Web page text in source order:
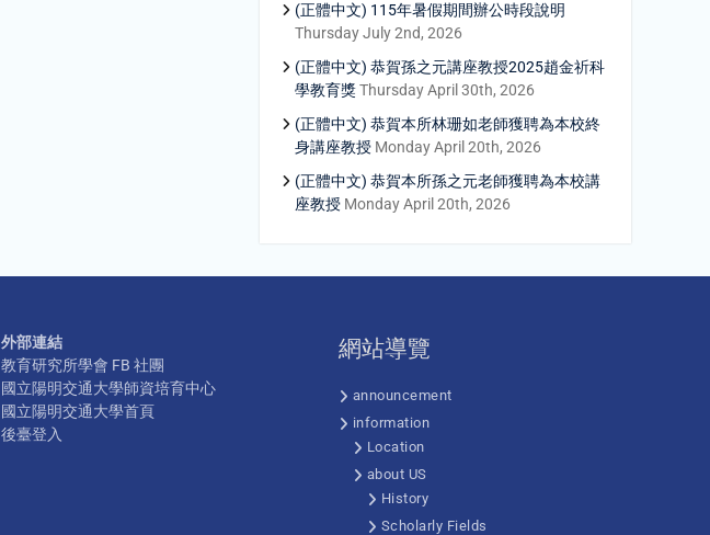
(正體中文) 115年暑假期間辦公時段說明
Thursday July 2nd, 2026
(正體中文) 恭賀孫之元講座教授2025趙金祈科
學教育獎Thursday April 30th, 2026
(正體中文) 恭賀本所林珊如老師獲聘為本校終
身講座教授 Monday April 20th, 2026
(正體中文) 恭賀本所孫之元老師獲聘為本校講
座教授 Monday April 20th, 2026
外部連結
教育研究所學會 FB 社團
國立陽明交通大學師資培育中心
國立陽明交通大學首頁
後臺登入
網站導覽
announcement
information
Location
about US
History
Scholarly Fields